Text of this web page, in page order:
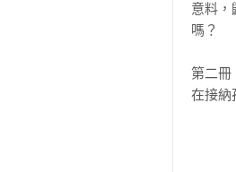
意料
嗎？
第二冊
在接納
所謂